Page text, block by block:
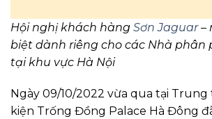
Hội nghị khách hàng Sơn Jaguar–
biệt dành riêng cho các Nhà phân
tại khu vực Hà Nội
Ngày 09/10/2022 vừa qua tại
kiện Trống Đồng Palace Hà Đông